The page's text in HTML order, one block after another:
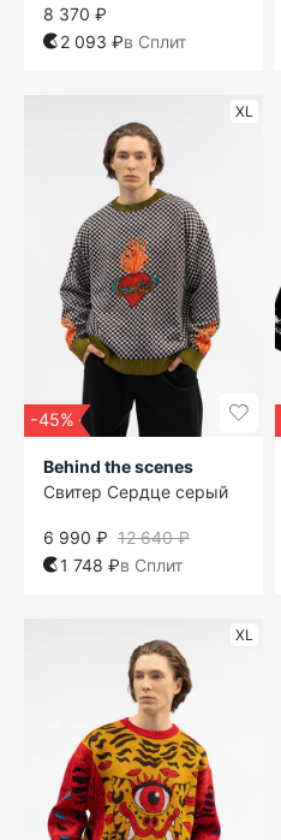
8 370 ₽
2 093 ₽в Сплит
XL
-45%
Behind the scenes
Свитер Сердце серый
12 640 ₽
6 990 ₽
1 748 ₽в Сплит
XL